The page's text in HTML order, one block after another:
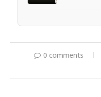
0 comments